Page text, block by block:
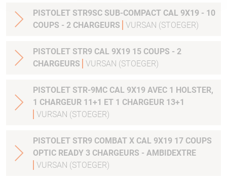
PISTOLET STR9SC SUB-COMPACT CAL 9X19 - 10
COUPS - 2 CHARGEURS
VURSAN (STOEGER)
PISTOLET STR9 CAL 9X19 15 COUPS - 2
CHARGEURS
VURSAN (STOEGER)
PISTOLET STR-9MC CAL 9X19 AVEC 1 HOLSTER,
1 CHARGEUR 11+1 ET 1 CHARGEUR 13+1
VURSAN (STOEGER)
PISTOLET STR9 COMBAT X CAL 9X19 17 COUPS
OPTIC READY 3 CHARGEURS - AMBIDEXTRE
VURSAN (STOEGER)